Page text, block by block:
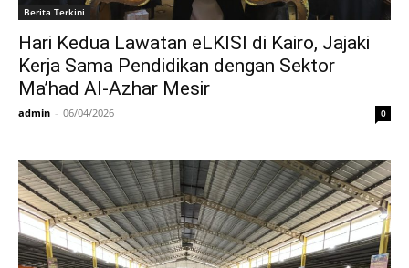
Berita Terkini
Hari Kedua Lawatan eLKISI di Kairo, Jajaki
Kerja Sama Pendidikan dengan Sektor
Ma’had Al-Azhar Mesir
admin - 06/04/2026 0